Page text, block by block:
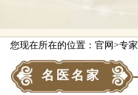
您现在所在的位置：官网>专
名医名家